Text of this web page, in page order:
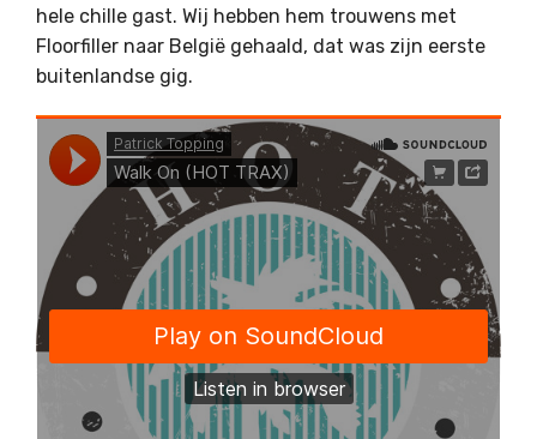
hele chille gast. Wij hebben hem trouwens met
Floorfiller naar België gehaald, dat was zijn eerste
buitenlandse gig.